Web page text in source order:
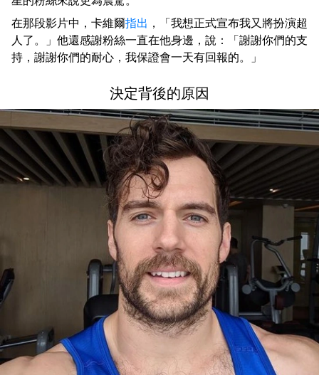
在那段影片中，卡維爾指出 ，「我想正式宣布我又將扮演超
人了。」他還感謝粉絲一直在他身邊，說：「謝謝你們的支
持，謝謝你們的耐心，我保證會一天有回報的。」
決定背後的原因